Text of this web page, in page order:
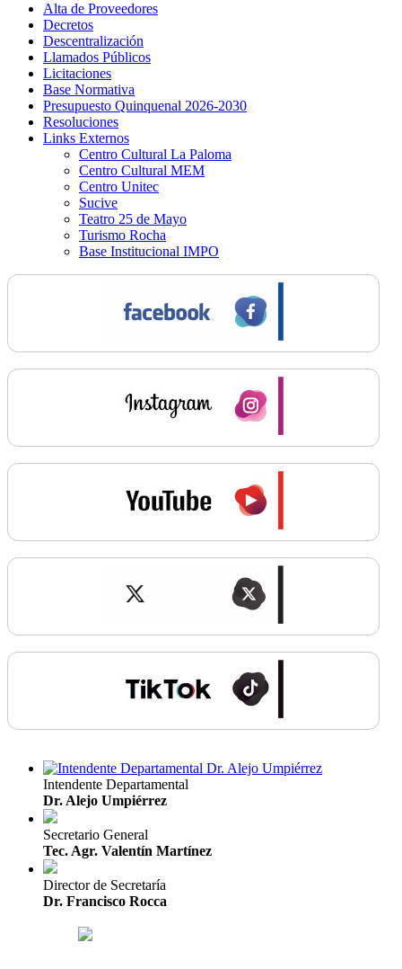
Alta de Proveedores
Decretos
Descentralización
Llamados Públicos
Licitaciones
Base Normativa
Presupuesto Quinquenal 2026-2030
Resoluciones
Links Externos
Centro Cultural La Paloma
Centro Cultural MEM
Centro Unitec
Sucive
Teatro 25 de Mayo
Turismo Rocha
Base Institucional IMPO
Intendente Departamental
Dr. Alejo Umpiérrez
Secretario General
Tec. Agr. Valentín Martínez
Director de Secretaría
Dr. Francisco Rocca